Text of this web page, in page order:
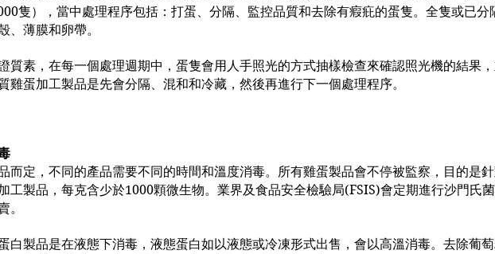
隻），當中處理程序包括：打蛋、分隔、監控品質和去除有瘕疪的蛋隻。全隻或已分
、薄膜和卵帶。
質素，在每一個處理週期中，蛋隻會用人手照光的方式抽樣檢查來確認照光機的結果
雞蛋加工製品是先會分隔、混和和冷藏，然後再進行下一個處理程序。
而定，不同的產品需要不同的時間和溫度消毒。所有雞蛋製品會不停被監察，目的是
工製品，每克含少於1000顆微生物。業界及食品安全檢驗局(FSIS)會定期進行沙門氏
。
白製品是在液態下消毒，液態蛋白如以液態或冷凍形式出售，會以高溫消毒。去除葡